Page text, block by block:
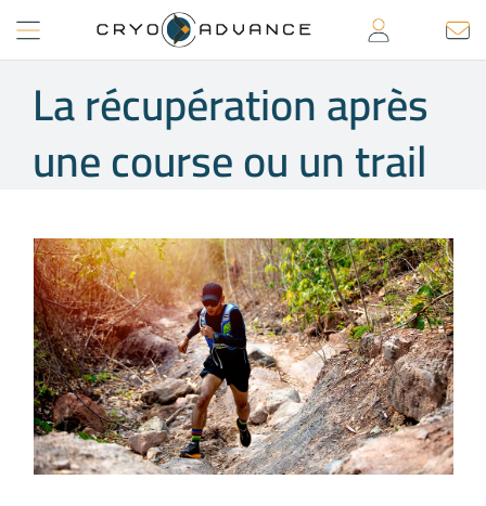
au
contenuLa récupération après
une course ou un trail